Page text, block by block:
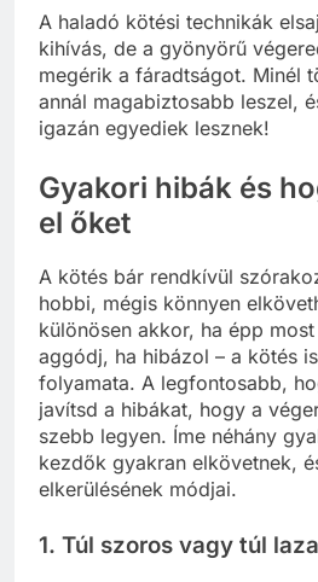
A haladó kötési technikák
kihívás, de a gyönyörű
megérik a fáradtságot. Minél
annál magabiztosabb leszel,
igazán egyediek lesznek!
Gyakori hibák és
el őket
A kötés bár rendkívül
hobbi, mégis könnyen
különösen akkor, ha épp
aggódj, ha hibázol – a kötés
folyamata. A legfontosabb,
javítsd a hibákat, hogy a
szebb legyen. Íme néhány
kezdők gyakran elkövetnek,
elkerülésének módjai.
1. Túl szoros vagy túl